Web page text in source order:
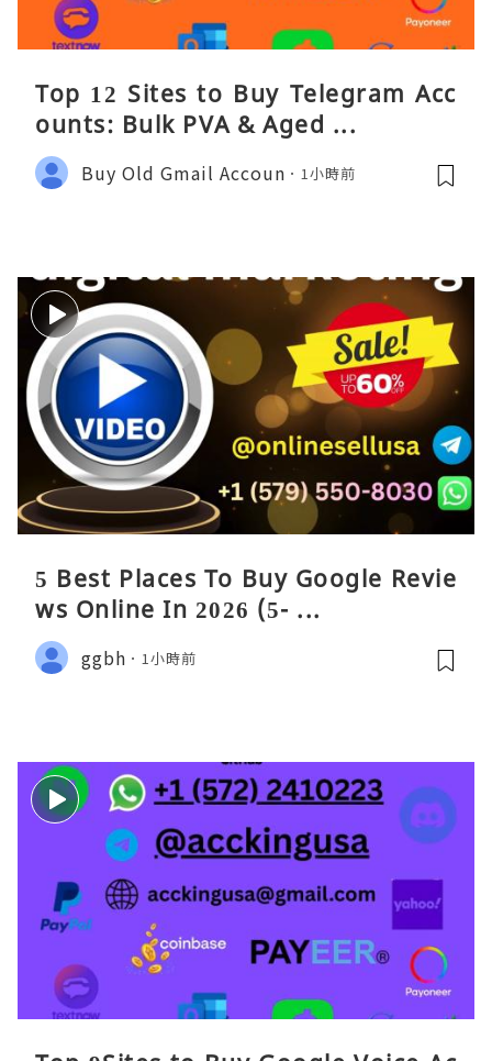
Top 12 Sites to Buy Telegram Acc
ounts: Bulk PVA & Aged ...
Buy Old Gmail Accoun 1小時前
5 Best Places To Buy Google Revie
ws Online In 2026 (5- ...
ggbh 1小時前